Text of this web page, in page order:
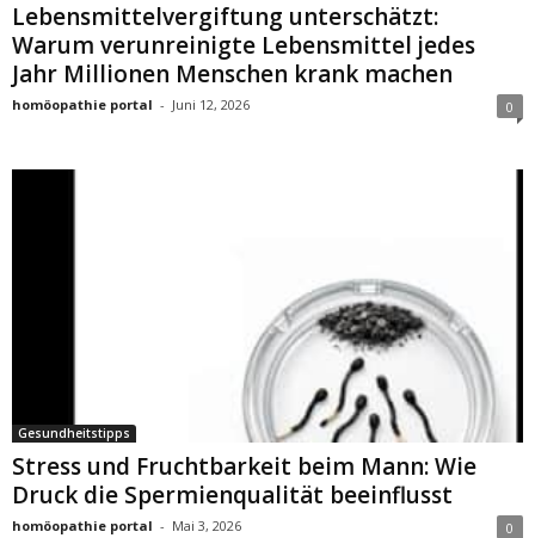
Lebensmittelvergiftung unterschätzt:
Warum verunreinigte Lebensmittel jedes
Jahr Millionen Menschen krank machen
homöopathie portal - Juni 12, 2026 0
Gesundheitstipps
Stress und Fruchtbarkeit beim Mann: Wie
Druck die Spermienqualität beeinflusst
homöopathie portal - Mai 3, 2026 0